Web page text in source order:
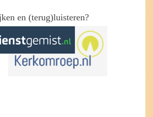
en (terug)luisteren?